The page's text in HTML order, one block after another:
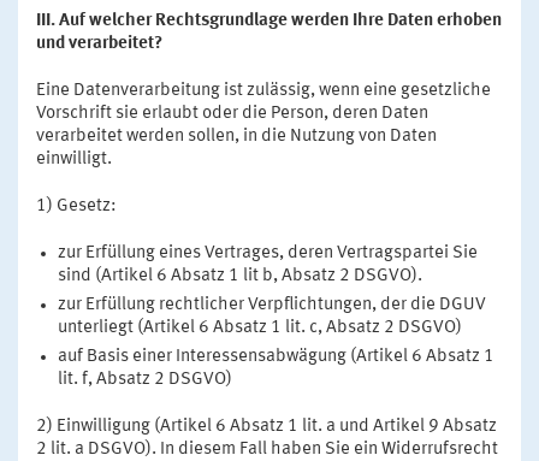
III. Auf welcher Rechtsgrundlage werden Ihre Daten erhoben
und verarbeitet?
Eine Datenverarbeitung ist zulässig, wenn eine gesetzliche
Vorschrift sie erlaubt oder die Person, deren Daten
verarbeitet werden sollen, in die Nutzung von Daten
einwilligt.
1) Gesetz:
zur Erfüllung eines Vertrages, deren Vertragspartei Sie
sind (Artikel 6 Absatz 1 lit b, Absatz 2 DSGVO).
zur Erfüllung rechtlicher Verpflichtungen, der die DGUV
unterliegt (Artikel 6 Absatz 1 lit. c, Absatz 2 DSGVO)
auf Basis einer Interessensabwägung (Artikel 6 Absatz 1
lit. f, Absatz 2 DSGVO)
2) Einwilligung (Artikel 6 Absatz 1 lit. a und Artikel 9 Absatz
2 lit. a DSGVO). In diesem Fall haben Sie ein Widerrufsrecht